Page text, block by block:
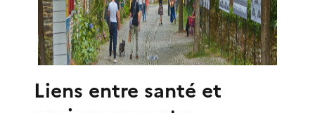
Liens entre santé et